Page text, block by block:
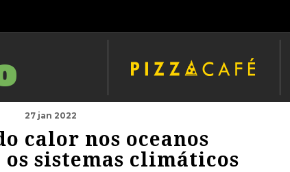
27 jan 2022
calor nos oceanos
sistemas climáticos